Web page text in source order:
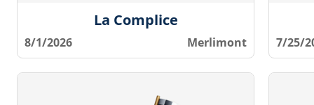
La Complice
8/1/2026 Merlimont 7/25/